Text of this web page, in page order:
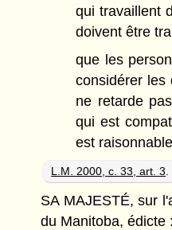
qui travaillent
doivent être
que les
considérer les
ne retarde
qui est
est
L.M. 2000, c. 33, art. 3
SA MAJESTÉ, sur
du Manitoba, édicte :